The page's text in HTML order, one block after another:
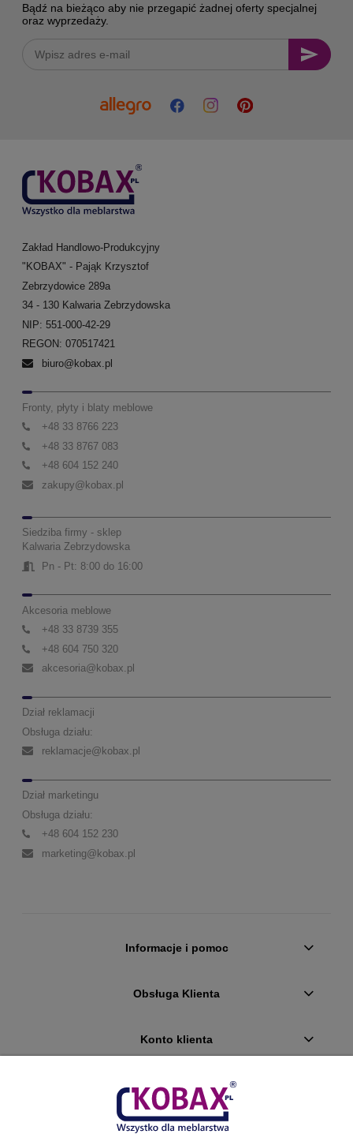
Bądź na bieżąco aby nie przegapić żadnej oferty specjalnej
oraz wyprzedaży.
Zakład Handlowo-Produkcyjny
"KOBAX" - Pająk Krzysztof
Zebrzydowice 289a
34 - 130 Kalwaria Zebrzydowska
NIP: 551-000-42-29
REGON: 070517421
biuro@kobax.pl
Fronty, płyty i blaty meblowe
+48 33 8766 223
+48 33 8767 083
+48 604 152 240
zakupy@kobax.pl
Siedziba firmy - sklep
Kalwaria Zebrzydowska
Pn - Pt: 8:00 do 16:00
Akcesoria meblowe
+48 33 8739 355
+48 604 750 320
akcesoria@kobax.pl
Dział reklamacji
Obsługa działu:
reklamacje@kobax.pl
Dział marketingu
Obsługa działu:
+48 604 152 230
marketing@kobax.pl
Informacje i pomoc
Obsługa Klienta
Konto klienta
Płatności i dostawa
Ciekawostki